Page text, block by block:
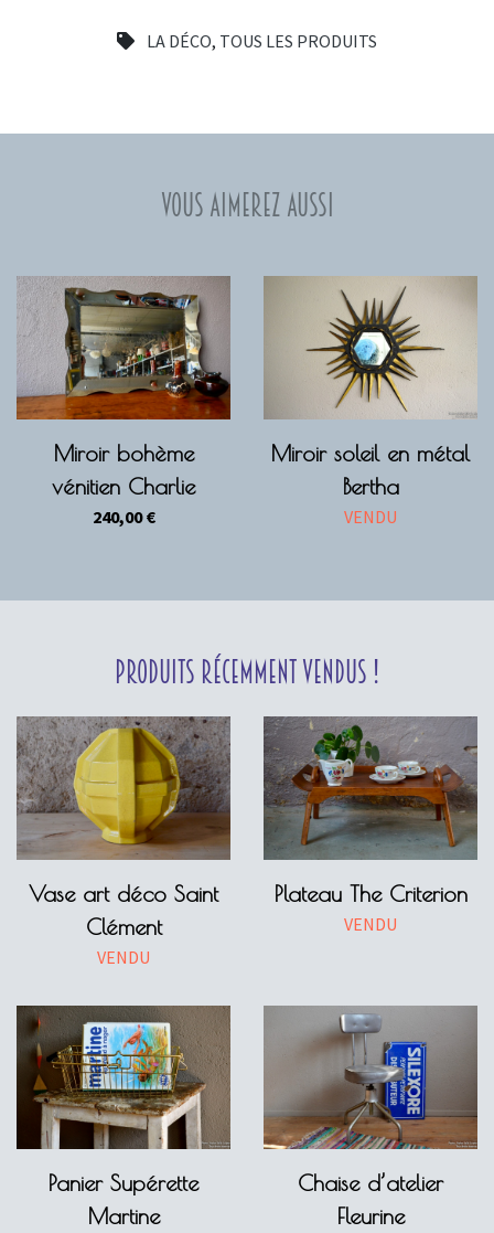
LA DÉCO, TOUS LES PRODUITS
Vous aimerez aussi
Miroir bohème
vénitien Charlie
240,00€
Miroir soleil en métal
Bertha
VENDU
Produits récemment vendus !
Vase art déco Saint
Clément
VENDU
Plateau The Criterion
VENDU
Panier Supérette
Martine
Chaise d’atelier
Fleurine